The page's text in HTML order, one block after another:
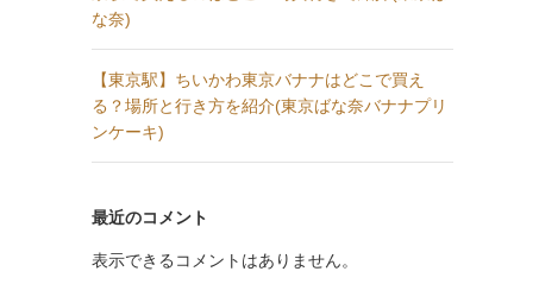
な奈)
【東京駅】ちいかわ東京バナナはどこで買え
る？場所と行き方を紹介(東京ばな奈バナナプリ
ンケーキ)
最近のコメント
表示できるコメントはありません。